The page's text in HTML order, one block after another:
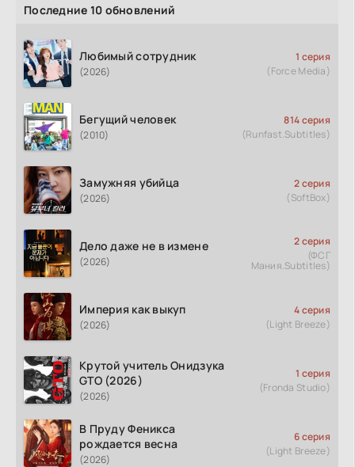
Последние 10 обновлений
Любимый сотрудник
(2026)
1 серия
(Force Media)
Бегущий человек
(2010)
814 серия
(Runfast.Subtitles)
Замужняя убийца
(2026)
2 серия
(SoftBox)
Дело даже не в измене
(2026)
2 серия
(ФСГ
Мания.Subtitles)
Империя как выкуп
(2026)
4 серия
(Light Breeze)
Крутой учитель Онидзука
GTO (2026)
(2026)
1 серия
(Fronda Studio)
В Пруду Феникса
рождается весна
(2026)
6 серия
(Light Breeze)